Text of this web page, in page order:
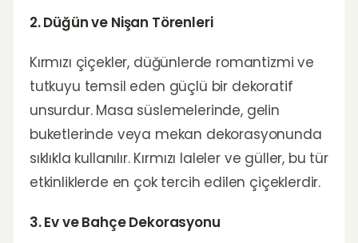
2. Düğün ve Nişan Törenleri
Kırmızı çiçekler, düğünlerde romantizmi ve
tutkuyu temsil eden güçlü bir dekoratif
unsurdur. Masa süslemelerinde, gelin
buketlerinde veya mekan dekorasyonunda
sıklıkla kullanılır. Kırmızı laleler ve güller, bu tür
etkinliklerde en çok tercih edilen çiçeklerdir.
3. Ev ve Bahçe Dekorasyonu